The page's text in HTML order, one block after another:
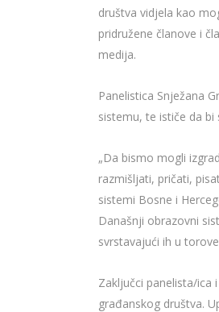
društva vidjela kao
pridružene članove i
medija.
Panelistica Snježana
sistemu, te ističe da
„Da bismo mogli
razmišljati, pričati,
sistemi Bosne i
Današnji obrazovni
svrstavajući ih u
Zaključci panelista/ica
građanskog društva.